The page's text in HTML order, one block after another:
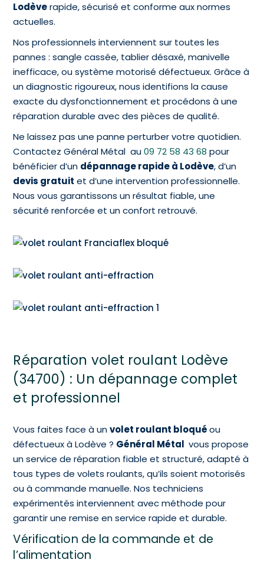
Lodèverapide, sécurisé et conforme aux normes
actuelles.
Nos professionnels interviennent sur toutes les
pannes : sangle cassée, tablier désaxé, manivelle
inefficace, ou système motorisé défectueux. Grâce à
un diagnostic rigoureux, nous identifions la cause
exacte du dysfonctionnement et procédons à une
réparation durable avec des pièces de qualité.
Ne laissez pas une panne perturber votre quotidien.
Contactez Général Métal au09 72 58 43 68 pour
bénéficier d’un dépannage rapide à Lodève, d’un
devis gratuit et d’une intervention professionnelle.
Nous vous garantissons un résultat fiable, une
sécurité renforcée et un confort retrouvé.
Réparation volet roulant Lodève
(34700) : Un dépannage complet
et professionnel
Vous faites face à unvolet roulant bloquéou
défectueux à Lodève ? Général Métal vous propose
un service de réparation fiable et structuré, adapté à
tous types de volets roulants, qu’ils soient motorisés
ou à commande manuelle. Nos techniciens
expérimentés interviennent avec méthode pour
garantir une remise en service rapide et durable.
Vérification de la commande et de
l’alimentation